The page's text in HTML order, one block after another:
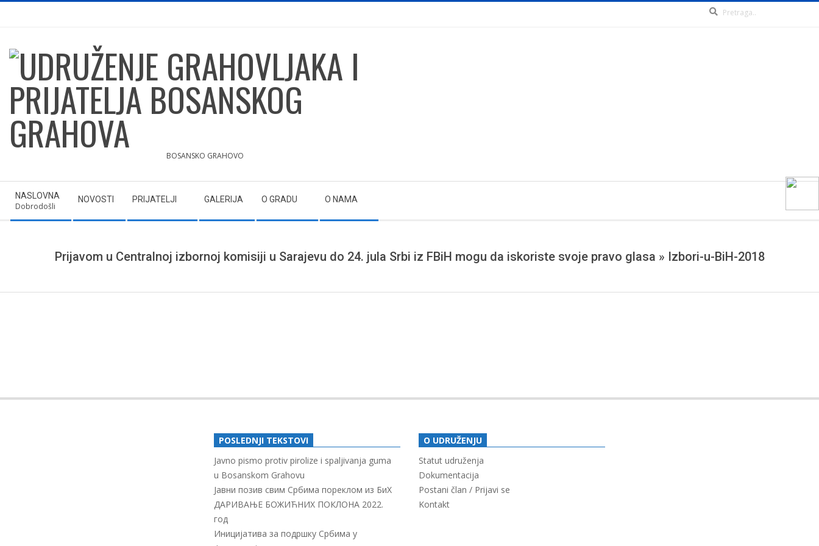
GRAHOVLJAKA
I
PRIJATELJA
BOSANSKOG
BOSANSKO GRAHOVO
Navigation
Menu
NASLOVNA
Dobrodošli
NOVOSTI PRIJATELJI GALERIJA O GRADU O NAMA
Prijavom u Centralnoj izbornoj komisiji u Sarajevu do 24. jula Srbi iz FBiH mogu da iskoriste svoje pravo glasa » Izbori-u-BiH-2018
POSLEDNJI TEKSTOVI
Javno pismo protiv pirolize i spaljivanja guma
u Bosanskom Grahovu
Јавни позив свим Србима пореклом из БиХ
ДАРИВАЊЕ БОЖИЋНИХ ПОКЛОНА 2022.
год
Иницијатива за подршку Србима у
O UDRUŽENJU
Statut udruženja
Dokumentacija
Postani član / Prijavi se
Kontakt